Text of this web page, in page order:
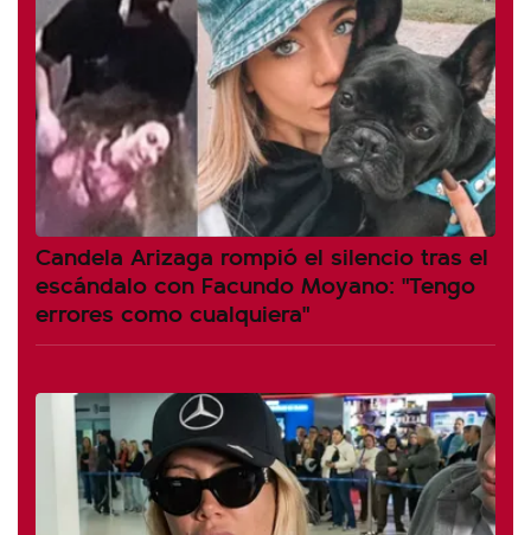
Candela Arizaga rompió el silencio tras el
escándalo con Facundo Moyano: "Tengo
errores como cualquiera"